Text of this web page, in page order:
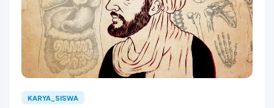
KARYA_SISWA